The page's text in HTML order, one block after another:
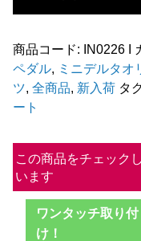
ダ
ル
3
点
ッ
ト
商品コード: IN0226 I
ペダル, ミニデルタオ
ツ, 全商品, 新入荷 タ
ート
この商品をチェック
います
ワンタッチ取り付
け！